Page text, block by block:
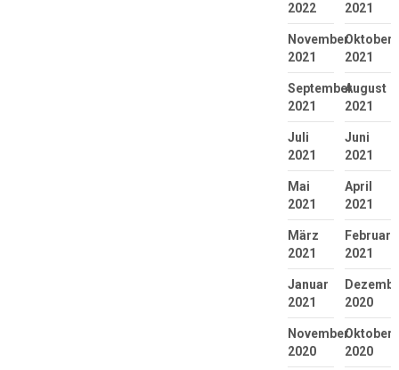
2022
2021
November
2021
Oktober
2021
September
2021
August
2021
Juli
2021
Juni
2021
Mai
2021
April
2021
März
2021
Februar
2021
Januar
2021
2020
November
2020
Oktober
2020